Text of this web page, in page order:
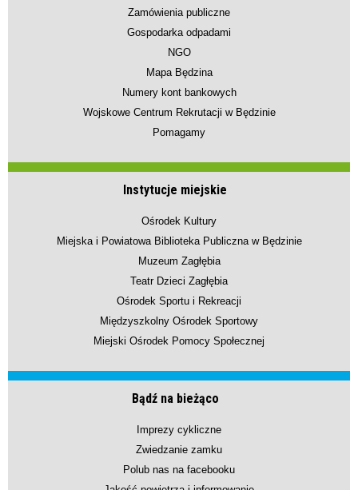
Zamówienia publiczne
Gospodarka odpadami
NGO
Mapa Będzina
Numery kont bankowych
Wojskowe Centrum Rekrutacji w Będzinie
Pomagamy
Instytucje miejskie
Ośrodek Kultury
Miejska i Powiatowa Biblioteka Publiczna w Będzinie
Muzeum Zagłębia
Teatr Dzieci Zagłębia
Ośrodek Sportu i Rekreacji
Międzyszkolny Ośrodek Sportowy
Miejski Ośrodek Pomocy Społecznej
Bądź na bieżąco
Imprezy cykliczne
Zwiedzanie zamku
Polub nas na facebooku